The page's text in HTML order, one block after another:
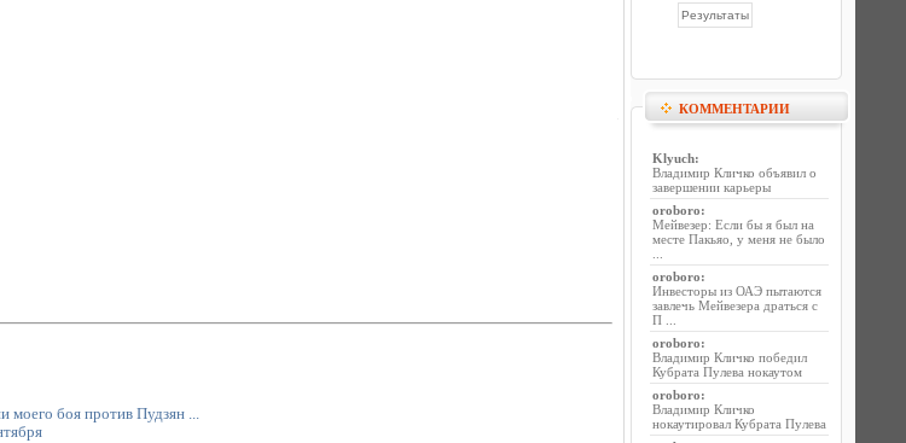
боя против Пудзян ...
КОММЕНТАРИИ
Klyuch:
Владимир Кличко объявил о
завершении карьеры
oroboro:
Мейвезер: Если бы я был на
месте Пакьяо, у меня не было
oroboro:
Инвесторы из ОАЭ пытаются
завлечь Мейвезера драться с
П ...
oroboro:
Владимир Кличко победил
Кубрата Пулева нокаутом
oroboro:
Владимир Кличко
нокаутировал Кубрата Пулева